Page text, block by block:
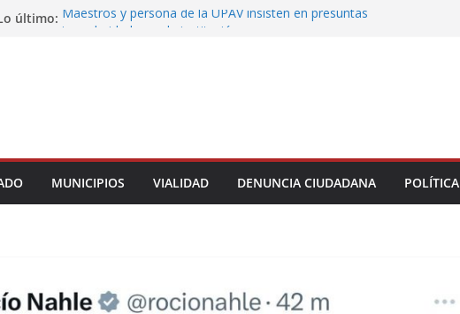
último: Maestros y persona de la UPAV insisten en presuntas
Impulsa Ayuntamiento de Veracruz la cultura de la prevención
en la niñez del municipio
MUNICIPIOS VIALIDAD DENUNCIA CIUDADANA POLÍTICA